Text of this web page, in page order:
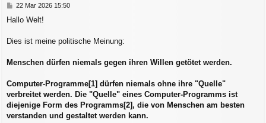
P
s
22 Mar 2026 15:50
Hallo Welt!
Dies ist meine politische Meinung:
Menschen dürfen niemals gegen ihren Willen getötet werden.
Computer-Programme[1] dürfen niemals ohne ihre "Quelle"
verbreitet werden. Die "Quelle" eines Computer-Programms ist
diejenige Form des Programms[2], die von Menschen am besten
verstanden und gestaltet werden kann.